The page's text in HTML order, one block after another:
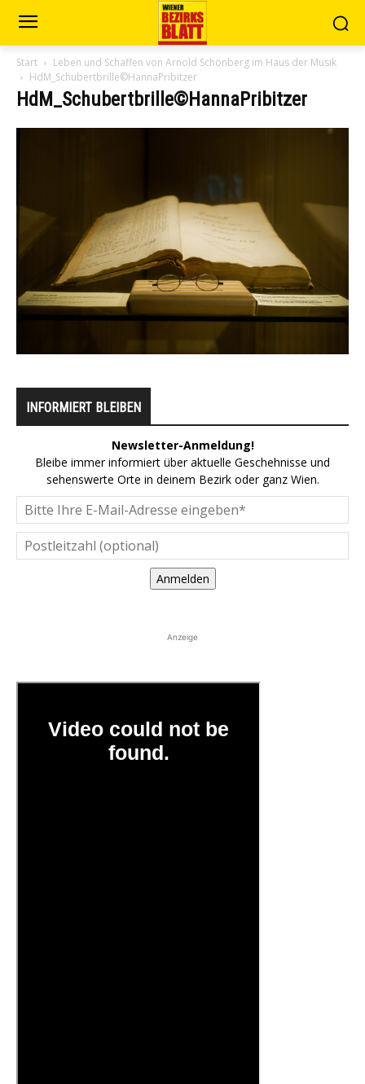
Start
Leben und Schaffen von Arnold Schönberg im Haus der Musik
HdM_Schubertbrille©HannaPribitzer
HdM_Schubertbrille©HannaPribitzer
INFORMIERT BLEIBEN
Newsletter-Anmeldung!
Bleibe immer informiert über aktuelle Geschehnisse und
sehenswerte Orte in deinem Bezirk oder ganz Wien.
Anmelden
Anzeige